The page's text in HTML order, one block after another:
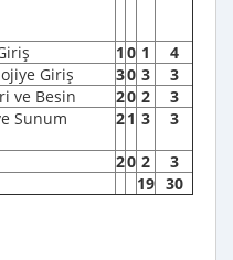
1 0 1
4
Giriş 30 3
3
ve Besin 20 2
3
Sunum
21 3 3
20 2
3
19 30